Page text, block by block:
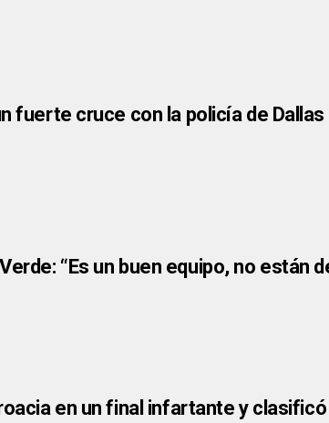
fuerte cruce con la policía de
“Es un buen equipo, no están
en un final infartante y